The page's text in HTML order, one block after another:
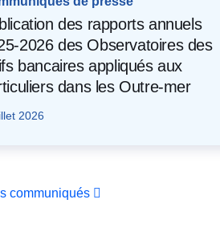
des rapports annuels
2026 des Observatoires des
bancaires appliqués aux
dans les Outre-mer
2026
communiqués